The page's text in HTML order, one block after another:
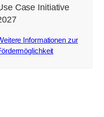
Case Initiative
Informationen zur